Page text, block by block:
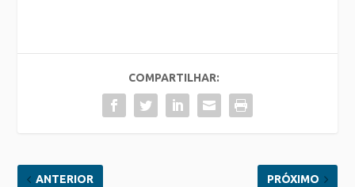
COMPARTILHAR:
ANTERIOR PRÓXIMO